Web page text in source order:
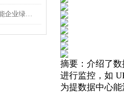
安科瑞碳资产管理平台：赋能企业绿色转型，智赢低碳未来
摘要： 介绍了
进行监控，如
为提数据中心